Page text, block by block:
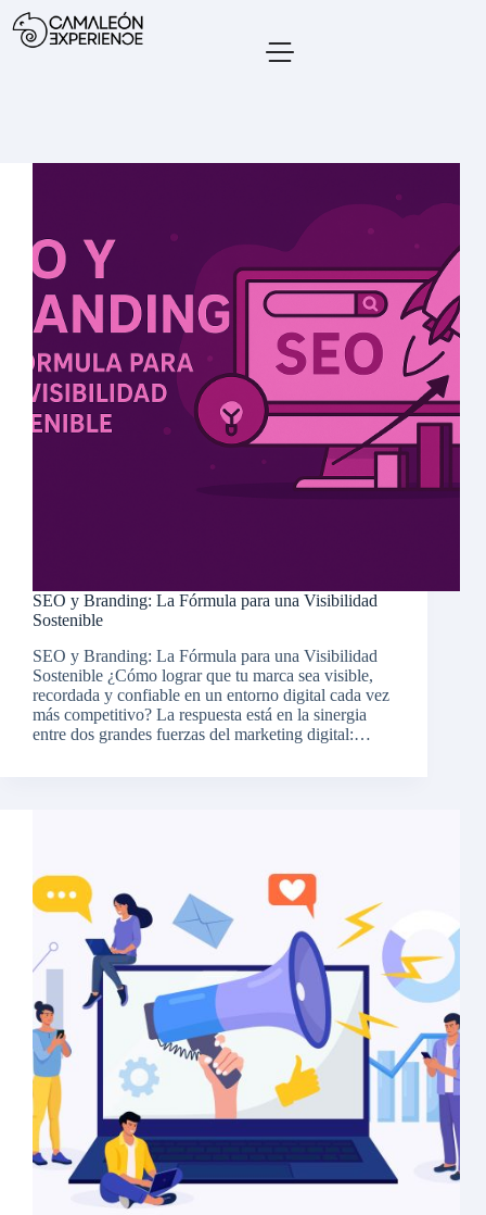
SEO y Branding: La Fórmula para una Visibilidad
Sostenible
SEO y Branding: La Fórmula para una Visibilidad
Sostenible ¿Cómo lograr que tu marca sea visible,
recordada y confiable en un entorno digital cada vez
más competitivo? La respuesta está en la sinergia
entre dos grandes fuerzas del marketing digital:…